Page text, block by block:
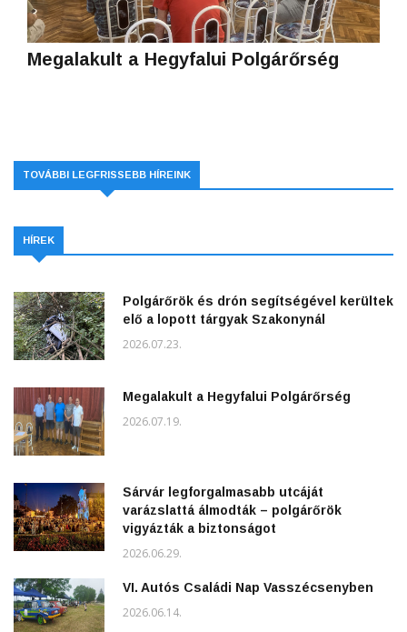
Megalakult a Hegyfalui Polgárőrség
TOVÁBBI LEGFRISSEBB HÍREINK
HÍREK
Polgárőrök és drón segítségével kerültek
elő a lopott tárgyak Szakonynál
2026.07.23.
Megalakult a Hegyfalui Polgárőrség
2026.07.19.
Sárvár legforgalmasabb utcáját
varázslattá álmodták – polgárőrök
vigyázták a biztonságot
2026.06.29.
VI. Autós Családi Nap Vasszécsenyben
2026.06.14.